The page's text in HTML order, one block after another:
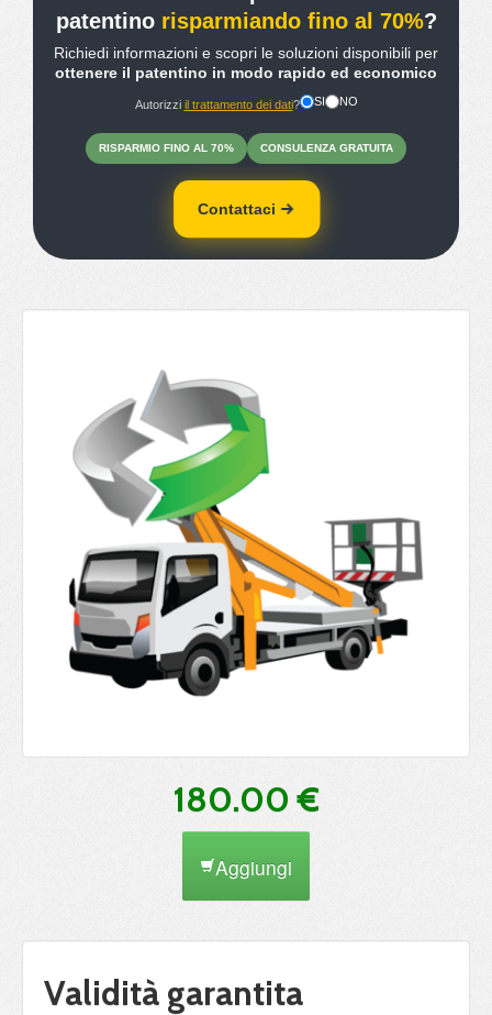
patentino risparmiando fino al 70%?
Richiedi informazioni e scopri le soluzioni disponibili per
ottenere il patentino in modo rapido ed economico
Autorizzi il trattamento dei dati? SI NO
RISPARMIO FINO AL 70% CONSULENZA GRATUITA
Contattaci
180.00 €
Aggiungi
Validità garantita